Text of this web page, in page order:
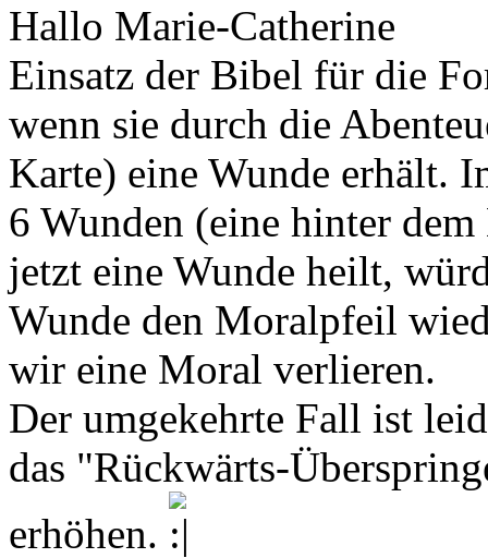
Hallo Marie-Catherine
Einsatz der Bibel für die
wenn sie durch die
Karte) eine Wunde erhält.
6 Wunden (eine hinter
jetzt eine Wunde heilt,
Wunde den Moralpfeil
wir eine Moral verlieren.
Der umgekehrte Fall ist
das "Rückwärts-
erhöhen.